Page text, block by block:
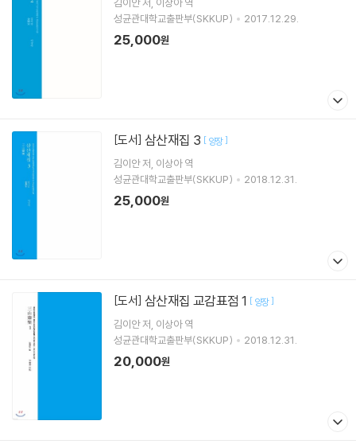
성균관대학교출판부(SKKUP)
2017.12.29.
25,000원
[도서] 삼산재집 3 [ 양장]
김이안저 이상아역
성균관대학교출판부(SKKUP)
2018.12.31.
25,000원
[도서] 삼산재집 교감표점 1 [ 양장]
김이안저 이상아역
성균관대학교출판부(SKKUP)
2018.12.31.
20,000원